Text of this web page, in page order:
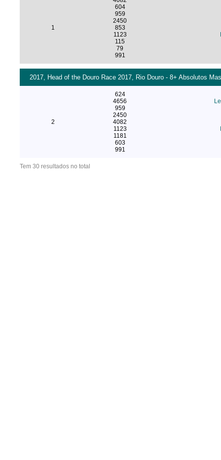
1
604
959
2450
853
1123
115
79
991
2017, Head of the Douro Race 2017, Rio Douro - 8+ Absolutos
2
624
4656
959
2450
4082
1123
1181
603
991
Tem 30 resultados no total